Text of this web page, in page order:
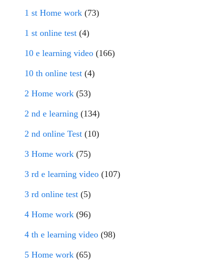
1 st Home work (73)
1 st online test (4)
10 e learning video (166)
10 th online test (4)
2 Home work (53)
2 nd e learning (134)
2 nd online Test (10)
3 Home work (75)
3 rd e learning video (107)
3 rd online test (5)
4 Home work (96)
4 th e learning video (98)
5 Home work (65)